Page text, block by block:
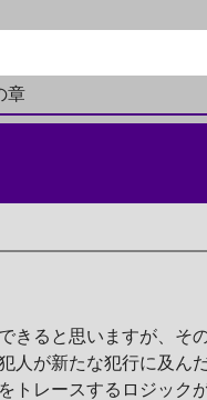
章
きると思いますが、そ
人が新たな犯行に及ん
をトレースするロジック